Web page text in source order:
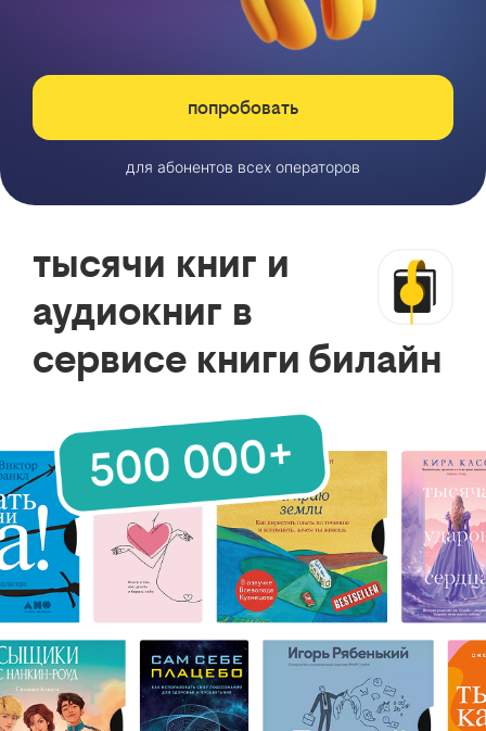
попробовать
для абонентов всех операторов
тысячи книг и
аудиокниг в
сервисе книги билайн